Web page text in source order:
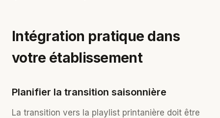
Intégration pratique dans
votre établissement
Planifier la transition saisonnière
La transition vers la playlist printanière doit être